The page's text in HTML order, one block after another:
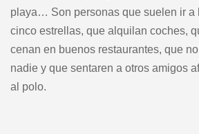
playa… Son personas que suelen ir a
cinco estrellas, que alquilan coches,
cenan en buenos restaurantes, que
nadie y que sentaren a otros amigos
al polo.